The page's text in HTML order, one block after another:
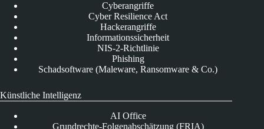
Cyberangriffe
Cyber Resilience Act
Hackerangriffe
Informationssicherheit
NIS-2-Richtlinie
Phishing
Schadsoftware (Maleware, Ransomware & Co.)
Künstliche Intelligenz
AI Office
Grundrechte-Folgenabschätzung (FRIA)